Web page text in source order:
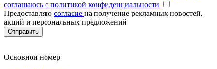
соглашаюсь с политикой конфиденциальности
Предоставляю согласие на получение рекламных новостей,
акций и персональных предложений
Отправить
Основной номер